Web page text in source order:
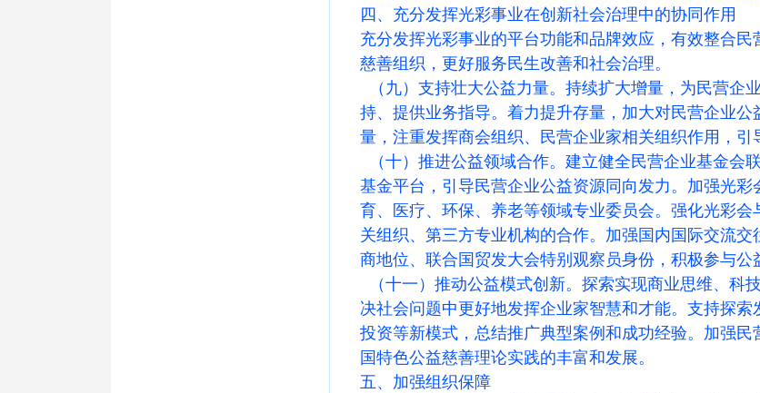
四、充分发挥光彩事业在创新社会治理中的协同作用
充分发挥光彩事业的平台功能和品牌效应，有效整合
慈善组织，更好服务民生改善和社会治理。
（九）支持壮大公益力量。持续扩大增量，为民营企
持、提供业务指导。着力提升存量，加大对民营企业
量，注重发挥商会组织、民营企业家相关组织作用，引
（十）推进公益领域合作。建立健全民营企业基金会
基金平台，引导民营企业公益资源同向发力。加强光
育、医疗、环保、养老等领域专业委员会。强化光彩
关组织、第三方专业机构的合作。加强国内国际交流
商地位、联合国贸发大会特别观察员身份，积极参与公
（十一）推动公益模式创新。探索实现商业思维、科
决社会问题中更好地发挥企业家智慧和才能。支持探
投资等新模式，总结推广典型案例和成功经验。加强
国特色公益慈善理论实践的丰富和发展。
五、加强组织保障